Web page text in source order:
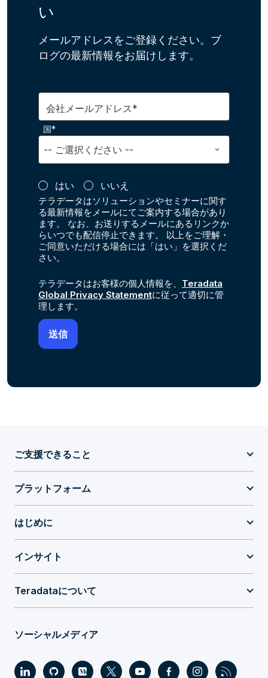
い
メールアドレスをご登録ください。ブ
ログの最新情報をお届けします。
会社メールアドレス*
国*
はい いいえ
テラデータはソリューションやセミナーに関す
る最新情報をメールにてご案内する場合があり
ます。 なお、お送りするメールにあるリンクか
らいつでも配信停止できます。 以上をご理解・
ご同意いただける場合には「はい」を選択くだ
さい。
テラデータはお客様の個人情報を、 Teradata
Global Privacy Statementに従って適切に管
理します。
ご支援できること
プラットフォーム
はじめに
インサイト
Teradataについて
ソーシャルメディア